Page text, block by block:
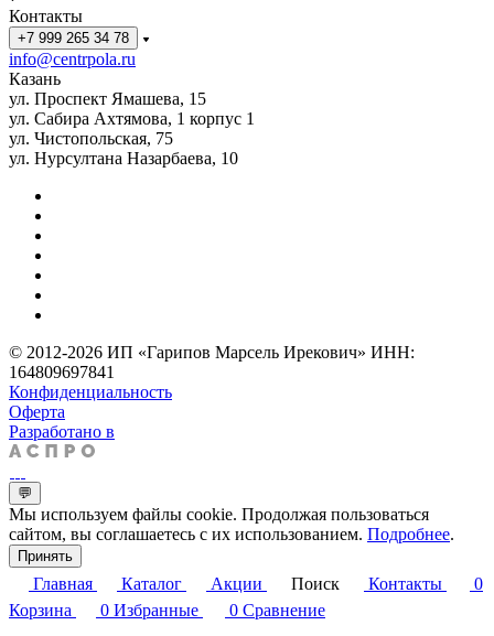
Контакты
+7 999 265 34 78
info@centrpola.ru
Казань
ул. Проспект Ямашева, 15
ул. Сабира Ахтямова, 1 корпус 1
ул. Чистопольская, 75
ул. Нурсултана Назарбаева, 10
© 2012-2026 ИП «Гарипов Марсель Ирекович» ИНН:
164809697841
Конфиденциальность
Оферта
Разработано в
💬
Мы используем файлы cookie. Продолжая пользоваться
сайтом, вы соглашаетесь с их использованием. Подробнее.
Принять
Главная Каталог Акции Поиск Контакты
0
Корзина
0 Избранные 0 Сравнение